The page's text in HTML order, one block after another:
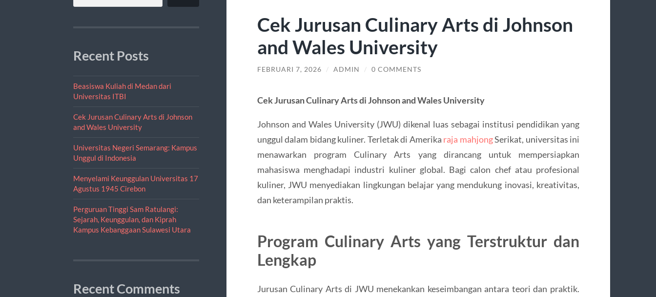
Recent Posts
Beasiswa Kuliah di Medan dari
Universitas ITBI
Cek Jurusan Culinary Arts di Johnson
and Wales University
Universitas Negeri Semarang: Kampus
Unggul di Indonesia
Menyelami Keunggulan Universitas 17
Agustus 1945 Cirebon
Perguruan Tinggi Sam Ratulangi:
Sejarah, Keunggulan, dan Kiprah
Kampus Kebanggaan Sulawesi Utara
Recent Comments
Cek Jurusan Culinary Arts di Johnson
and Wales University
FEBRUARI 7, 2026 / ADMIN / 0 COMMENTS
Cek Jurusan Culinary Arts di Johnson and Wales University
Johnson and Wales University (JWU) dikenal luas sebagai institusi pendidikan yang
unggul dalam bidang kuliner. Terletak di Amerika raja mahjongSerikat, universitas ini
menawarkan program Culinary Arts yang dirancang untuk mempersiapkan
mahasiswa menghadapi industri kuliner global. Bagi calon chef atau profesional
kuliner, JWU menyediakan lingkungan belajar yang mendukung inovasi, kreativitas,
dan keterampilan praktis.
Program Culinary Arts yang Terstruktur dan
Lengkap
Jurusan Culinary Arts di JWU menekankan keseimbangan antara teori dan praktik.